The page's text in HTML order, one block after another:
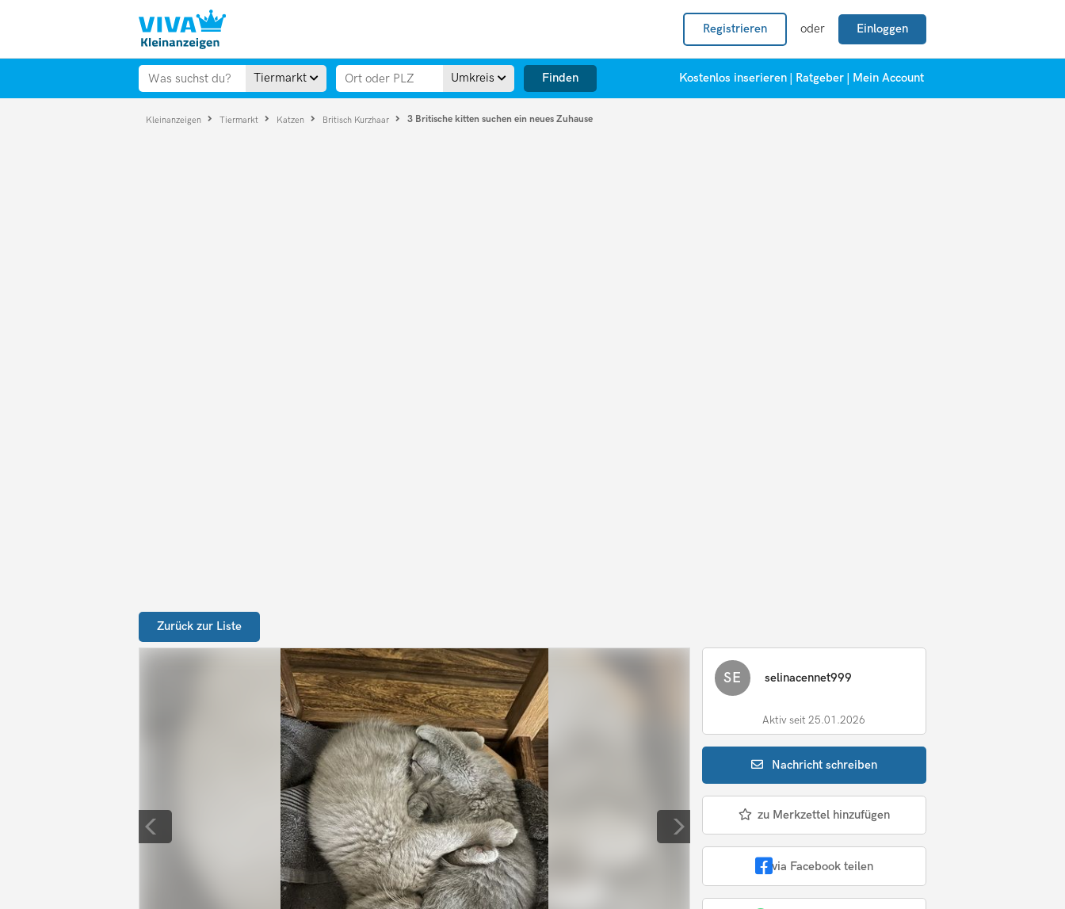
Registrieren oder Einloggen
Tiermarkt Umkreis Finden Kostenlos inserieren Ratgeber Mein Account
Kleinanzeigen Tiermarkt Katzen Britisch Kurzhaar 3 Britische kitten suchen ein neues Zuhause
Zurück zur Liste
SE selinacennet999
Aktiv seit 25.01.2026
Nachrichtschreiben
zu Merkzettel hinzufügen
via Facebook teilen